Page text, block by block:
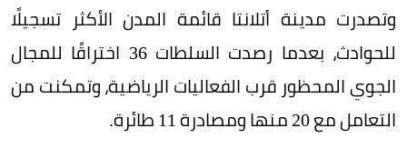
وتصدرت مدينة أتلانتا قائمة المدن الأكثر تسجيلًا
للحوادث، بعدما رصدت السلطات 36 اختراقًا للمجال
الجوي المحظور قرب الفعاليات الرياضية، وتمكنت من
التعامل مع 20 منها ومصادرة 11 طائرة.